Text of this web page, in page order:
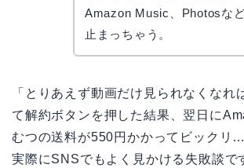
Amazon Music、Photosな
止まっちゃう。
「とりあえず動画だけ見られなくなれ
て解約ボタンを押した結果、翌日に
むつの送料が550円かかってビックリ
実際にSNSでもよく見かける失敗談で